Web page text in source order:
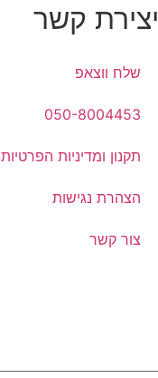
יצירת קשר
שלח ווצאפ
050-8004453
תקנון ומדיניות הפרטיות
הצהרת נגישות
צור קשר